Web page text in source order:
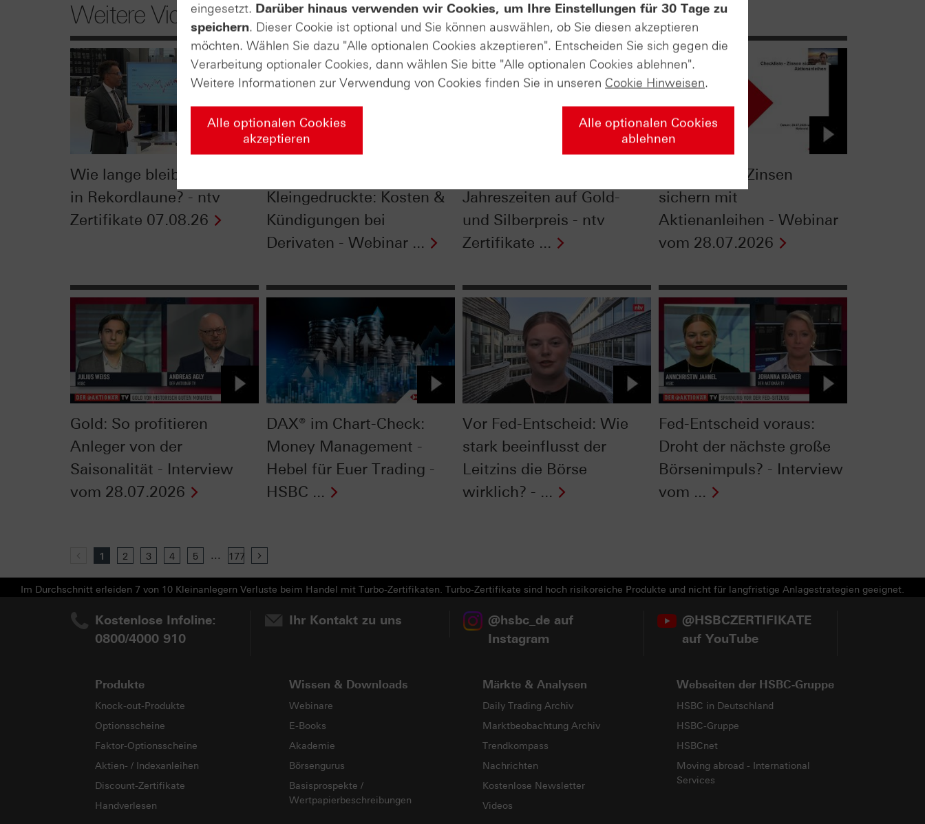
Weitere Videos
Wie lange bleibt der DAX®
in Rekordlaune? - ntv
Zertifikate 07.08.26
Kleingedruckte: Kosten &
Kündigungen bei
Derivaten - Webinar ...
Jahreszeiten auf Gold-
und Silberpreis - ntv
Zertifikate ...
Checkliste - Zinsen
sichern mit
Aktienanleihen - Webinar
vom 28.07.2026
Gold: So profitieren
Anleger von der
Saisonalität - Interview
vom 28.07.2026
DAX® im Chart-Check:
Money Management -
Hebel für Euer Trading -
HSBC ...
Vor Fed-Entscheid: Wie
stark beeinflusst der
Leitzins die Börse
wirklich? - ...
Fed-Entscheid voraus:
Droht der nächste große
Börsenimpuls? - Interview
vom ...
Previous
1 2 3 4 5 ... 177
Im Durchschnitt erleiden 7 von 10 Kleinanlegern Verluste beim Handel mit Turbo-Zertifikaten. Turbo-Zertifikate sind hoch risikoreiche Produkte und nicht für langfristige Anlagestrategien geeignet.
Kostenlose Infoline:
0800/4000 910
Ihr Kontakt zu uns
@hsbc_de auf
Instagram
@HSBCZERTIFIKATE
auf YouTube
Produkte
Knock-out-Produkte
Optionsscheine
Faktor-Optionsscheine
Aktien- / Indexanleihen
Discount-Zertifikate
Handverlesen
Wissen & Downloads
Webinare
E-Books
Akademie
Börsengurus
Basisprospekte /
Wertpapierbeschreibungen
Märkte & Analysen
Daily Trading Archiv
Marktbeobachtung Archiv
Trendkompass
Nachrichten
Kostenlose Newsletter
Videos
Webseiten der HSBC-Gruppe
HSBC in Deutschland
HSBC-Gruppe
HSBCnet
Moving abroad - International
Services
eingesetzt. Darüber hinaus verwenden wir Cookies, um Ihre Einstellungen für 30 Tage zu
speichern. Dieser Cookie ist optional und Sie können auswählen, ob Sie diesen akzeptieren
möchten. Wählen Sie dazu "Alle optionalen Cookies akzeptieren". Entscheiden Sie sich gegen die
Verarbeitung optionaler Cookies, dann wählen Sie bitte "Alle optionalen Cookies ablehnen".
Weitere Informationen zur Verwendung von Cookies finden Sie in unseren Cookie Hinweisen.
Alle optionalen Cookies
akzeptieren
Alle optionalen Cookies
ablehnen